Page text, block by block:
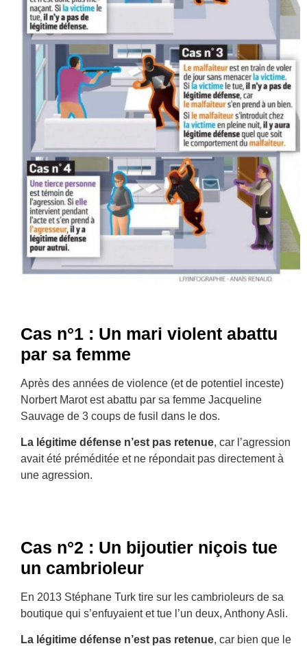
Cas n°1 : Un mari violent abattu
par sa femme
Après des années de violence (et de potentiel inceste)
Norbert Marot est abattu par sa femme Jacqueline
Sauvage de 3 coups de fusil dans le dos.
La légitime défense n’est pas retenue, car l’agression
avait été préméditée et ne répondait pas directement à
une agression.
Cas n°2 : Un bijoutier niçois tue
un cambrioleur
En 2013 Stéphane Turk tire sur les cambrioleurs de sa
boutique qui s’enfuyaient et tue l’un deux, Anthony Asli.
La légitime défense n’est pas retenue, car bien que le